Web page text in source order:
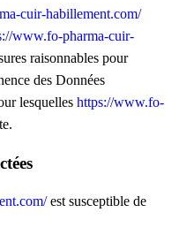
cuir-habillement.com/
www.fo-pharma-cuir-
raisonnables pour
des Données
lesquelles https://www.fo-
est susceptible de